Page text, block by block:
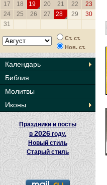
17
18 19 20 21 22
23
24
25 26 27 28 29
30
31
Ст. ст.
Нов. ст.
Календарь
Библия
Молитвы
Иконы
Праздники и посты
в2026 году.
Новый стиль
Старый стиль